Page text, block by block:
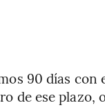
90 días con
de ese plazo,